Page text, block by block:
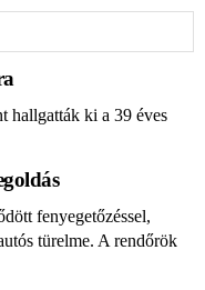
hallgatták ki a 39 éves
fenyegetőzéssel,
türelme. A rendőrök